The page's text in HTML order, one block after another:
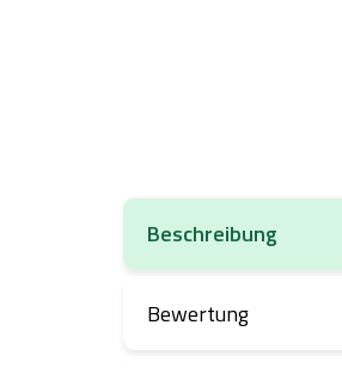
Beschreibung
Bewertung